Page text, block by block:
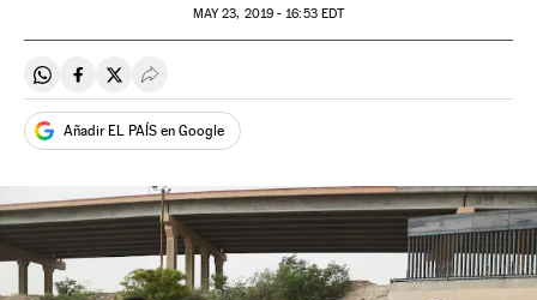
MAY23, 2019 - 16:53EDT
Compartir en Whatsapp
Compartir en Facebook
Compartir en Twitter
Desplegar Redes Sociales
Añadir EL PAÍS en Google